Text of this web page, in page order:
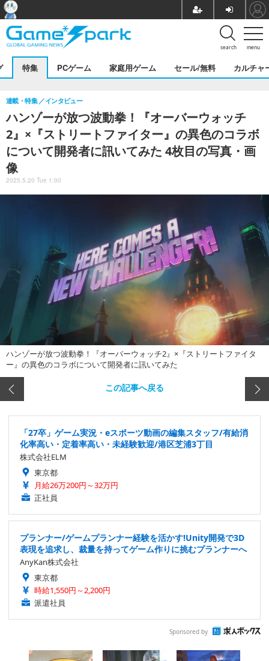
menu
search
特集 PCゲーム 家庭用ゲーム セール/無料 カルチャ
ハンゾーが放つ波動拳！『オーバーウォッチ
2』×『ストリートファイター』の異色のコラボ
について開発者に訊いてみた 4枚目の写真・画
像
連載・特集 インタビュー
2025.5.20 Tue 1:00
ハンゾーが放つ波動拳！『オーバーウォッチ2』×『ストリートファイタ
ー』の異色のコラボについて開発者に訊いてみた
この記事へ戻る
「27卒」ゲーム実況・eスポーツ動画の編集スタッフ/有給消
化率高い・定着率高い・未経験歓迎/港区芝浦3丁目
株式会社ELM
東京都
月給26万200円～32万円
正社員
プランナー/ゲームプランナー経験を活かす!Unity開発で3D
表現を追求し、裁量を持ってゲーム作りに挑むプランナーへ
AnyKan株式会社
東京都
時給1,550円～2,200円
派遣社員
Sponsored by